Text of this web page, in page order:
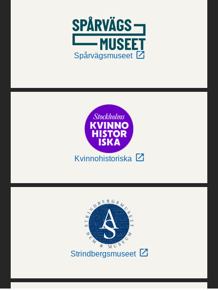
Spårvägsmuseet
Kvinnohistoriska
Strindbergsmuseet